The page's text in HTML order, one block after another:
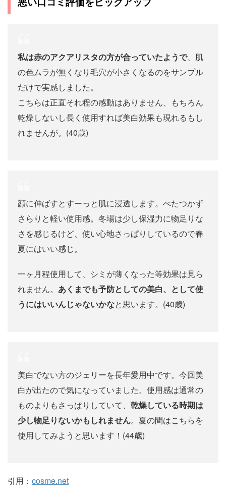
私は赤のアクアリスタの方が合っていたようで、肌
の色ムラが無くなり毛穴が小さくなるのをサンプル
だけで実感しました。
こちらは正直それ程の感動はありません、もちろん
乾燥しないし長く使用すれば美白効果も現れるもし
れませんが。(40歳)
顔に伸ばすとすーっと肌に浸透します。べたつかず
さらりと軽い使用感。冬場は少し保湿力に物足りな
さを感じるけど、使い心地さっぱりしているので春
夏にはいい感じ。
一ヶ月程使用して、シミが薄くなった等効果は見ら
れません。 あくまでも予防としての美白、として使
うにはいいんじゃないかなと思います。(40歳)
美白でない方のジェリーを長年愛用中です。今回美
白が出たので気になっていました。使用感は通常の
ものよりもさっぱりしていて、 乾燥している時期は
少し物足りないかもしれません。夏の間はこちらを
使用してみようと思います！(44歳)
引用： cosme.net